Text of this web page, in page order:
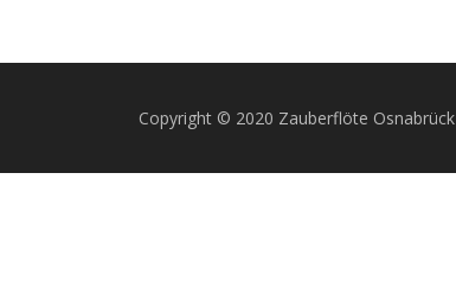
Copyright © 2020 Zauberflöte Osnabrück